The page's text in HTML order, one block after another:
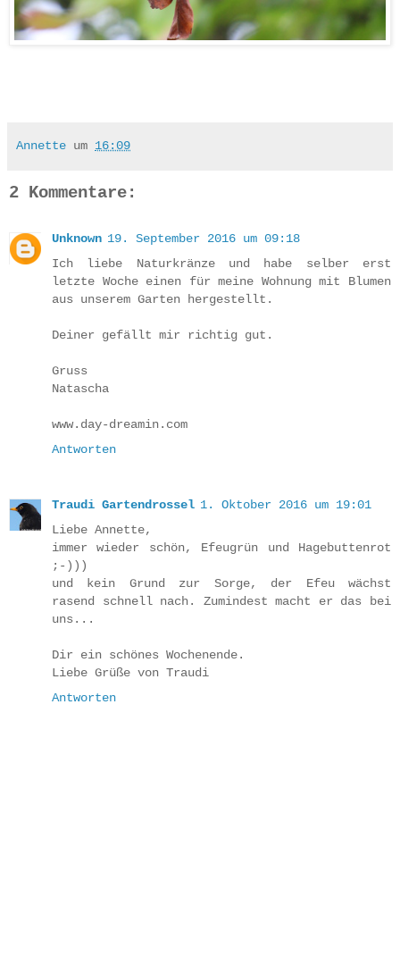
Annette um 16:09
2 Kommentare:
Unknown 19. September 2016 um 09:18
Ich liebe Naturkränze und habe selber erst
letzte Woche einen für meine Wohnung mit Blumen
aus unserem Garten hergestellt.
Deiner gefällt mir richtig gut.
Gruss
Natascha
www.day-dreamin.com
Antworten
Traudi Gartendrossel 1. Oktober 2016 um 19:01
Liebe Annette,
immer wieder schön, Efeugrün und Hagebuttenrot
;-)))
und kein Grund zur Sorge, der Efeu wächst
rasend schnell nach. Zumindest macht er das bei
uns...
Dir ein schönes Wochenende.
Liebe Grüße von Traudi
Antworten